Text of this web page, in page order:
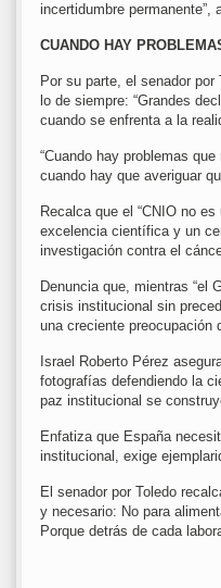
incertidumbre permanente”,
CUANDO HAY
Por su parte, el senador
lo de siempre: “Grandes
cuando se enfrenta a la
“Cuando hay problemas
cuando hay que averiguar
Recalca que el “CNIO no
excelencia científica y un
investigación contra el
Denuncia que, mientras “el
crisis institucional sin
una creciente preocupación
Israel Roberto Pérez
fotografías defendiendo la
paz institucional se
Enfatiza que España
institucional, exige
El senador por Toledo
y necesario: No para
Porque detrás de cada